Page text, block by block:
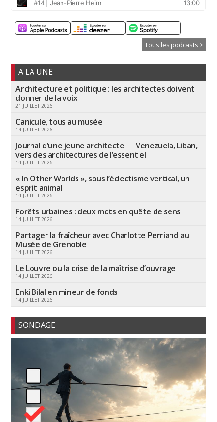
Tous les podcasts >
A LA UNE
Architecture et politique : les architectes doivent
donner de la voix
21 JUILLET 2026
Canicule, tous au musée
14 JUILLET 2026
Journal d’une jeune architecte — Venezuela, Liban,
vers des architectures de l’essentiel
14 JUILLET 2026
« In Other Worlds », sous l’éclectisme vertical, un
esprit animal
14 JUILLET 2026
Forêts urbaines : deux mots en quête de sens
14 JUILLET 2026
Partager la fraîcheur avec Charlotte Perriand au
Musée de Grenoble
14 JUILLET 2026
Le Louvre ou la crise de la maîtrise d’ouvrage
14 JUILLET 2026
Enki Bilal en mineur de fonds
14 JUILLET 2026
SONDAGE